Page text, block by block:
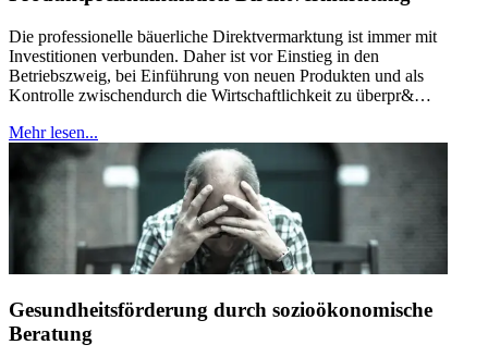
Die professionelle bäuerliche Direktvermarktung ist immer mit
Investitionen verbunden. Daher ist vor Einstieg in den
Betriebszweig, bei Einführung von neuen Produkten und als
Kontrolle zwischendurch die Wirtschaftlichkeit zu überpr&…
Mehr lesen...
Gesundheitsförderung durch sozioökonomische
Beratung